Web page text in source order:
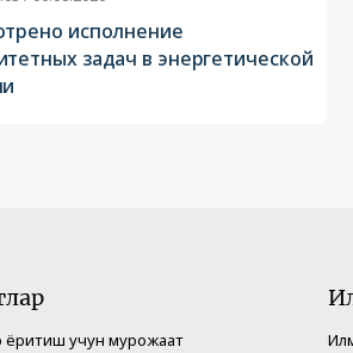
исполнение
задач в энергетической
ёритиш учун мурожаат